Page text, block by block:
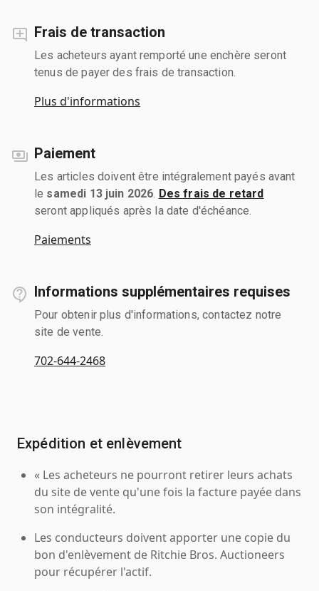
Frais de transaction
Les acheteurs ayant remporté une enchère seront
tenus de payer des frais de transaction.
Plus d'informations
Paiement
Les articles doivent être intégralement payés avant
le samedi 13 juin 2026 Des frais de retard
seront appliqués après la date d'échéance.
Paiements
Informations supplémentaires requises
Pour obtenir plus d'informations, contactez notre
site de vente.
702-644-2468
Expédition et enlèvement
« Les acheteurs ne pourront retirer leurs achats
du site de vente qu'une fois la facture payée dans
son intégralité.
Les conducteurs doivent apporter une copie du
bon d'enlèvement de Ritchie Bros. Auctioneers
pour récupérer l'actif.